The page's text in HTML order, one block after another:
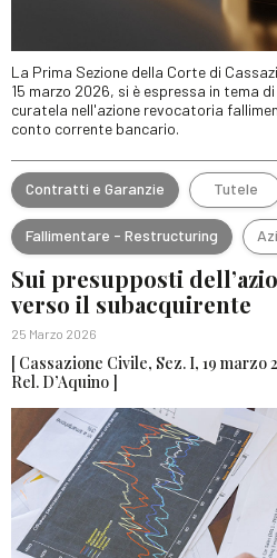
La Prima Sezione della Corte di
15 marzo 2026, si è espressa in tema
curatela nell'azione revocatoria
conto corrente bancario.
Contratti e Garanzie Tutele
Fallimentare - Restructuring
Sui presupposti
verso il subacquirente
25 Marzo 2026
[ Cassazione Civile, Sez. I, 19 marzo
Rel. D’Aquino ]